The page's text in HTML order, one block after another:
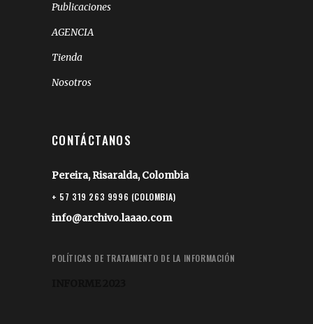
Publicaciones
AGENCIA
Tienda
Nosotros
CONTÁCTANOS
Pereira, Risaralda, Colombia
+ 57 319 263 9996 (COLOMBIA)
info@archivo.laaao.com
POLÍTICAS DE TRATAMIENTO DE LA INFORMACIÓN